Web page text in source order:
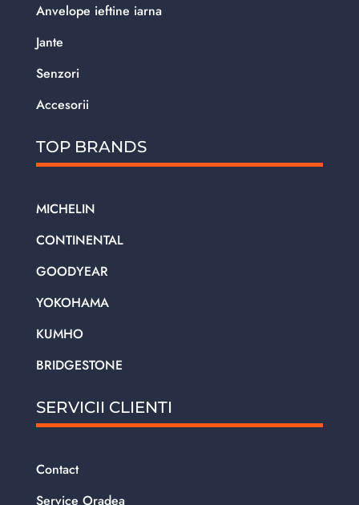
Anvelope ieftine iarna
Jante
Senzori
Accesorii
TOP BRANDS
MICHELIN
CONTINENTAL
GOODYEAR
YOKOHAMA
KUMHO
BRIDGESTONE
SERVICII CLIENTI
Contact
Service Oradea